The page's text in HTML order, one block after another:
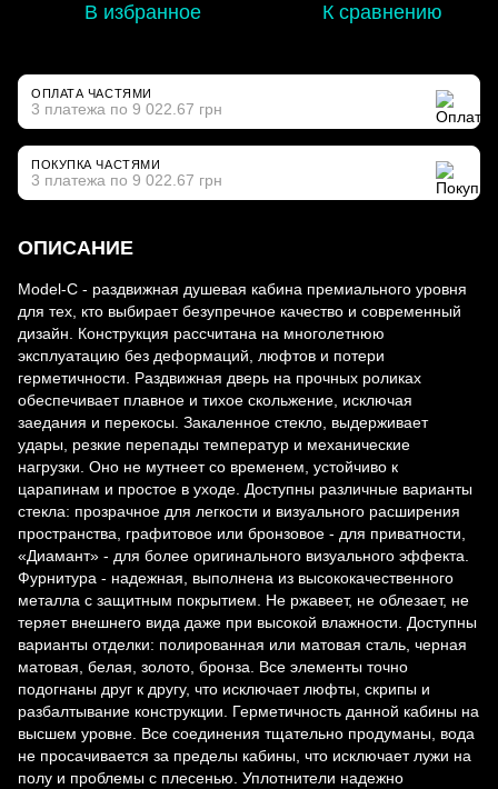
В избранное К сравнению
ОПЛАТА ЧАСТЯМИ
3 платежа по 9 022.67 грн
ПОКУПКА ЧАСТЯМИ
3 платежа по 9 022.67 грн
ОПИСАНИЕ
Model-C - раздвижная душевая кабина премиального уровня
для тех, кто выбирает безупречное качество и современный
дизайн. Конструкция рассчитана на многолетнюю
эксплуатацию без деформаций, люфтов и потери
герметичности. Раздвижная дверь на прочных роликах
обеспечивает плавное и тихое скольжение, исключая
заедания и перекосы. Закаленное стекло, выдерживает
удары, резкие перепады температур и механические
нагрузки. Оно не мутнеет со временем, устойчиво к
царапинам и простое в уходе. Доступны различные варианты
стекла: прозрачное для легкости и визуального расширения
пространства, графитовое или бронзовое - для приватности,
«Диамант» - для более оригинального визуального эффекта.
Фурнитура - надежная, выполнена из высококачественного
металла с защитным покрытием. Не ржавеет, не облезает, не
теряет внешнего вида даже при высокой влажности. Доступны
варианты отделки: полированная или матовая сталь, черная
матовая, белая, золото, бронза. Все элементы точно
подогнаны друг к другу, что исключает люфты, скрипы и
разбалтывание конструкции. Герметичность данной кабины на
высшем уровне. Все соединения тщательно продуманы, вода
не просачивается за пределы кабины, что исключает лужи на
полу и проблемы с плесенью. Уплотнители надежно